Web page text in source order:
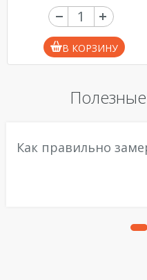
В КОРЗИНУ
Как правильно